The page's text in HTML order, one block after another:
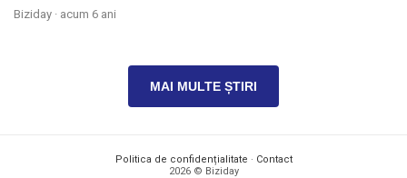
Biziday · acum 6 ani
MAI MULTE ȘTIRI
Politica de confidențialitate · Contact
2026 © Biziday